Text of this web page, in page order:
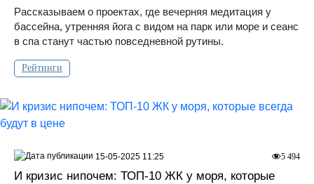
Рассказываем о проектах, где вечерняя медитация у
бассейна, утренняя йога с видом на парк или море и сеанс
в спа станут частью повседневной рутины.
Рейтинги
И кризис нипочем: ТОП-10 ЖК у моря, которые
5 494
15-05-2025 11:25